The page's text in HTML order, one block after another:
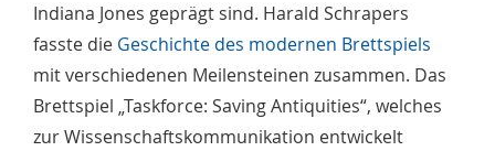
Indiana Jones geprägt sind. Harald Schrapers
fasste die Geschichte des modernen Brettspiels
mit verschiedenen Meilensteinen zusammen. Das
Brettspiel „Taskforce: Saving Antiquities“, welches
zur Wissenschaftskommunikation entwickelt